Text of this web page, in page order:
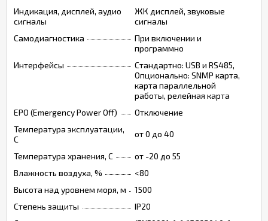
Индикация, дисплей, аудио
сигналы
ЖК дисплей, звуковые
сигналы
Самодиагностика
При включении и
программно
Интерфейсы
Стандартно: USB и RS485,
Опционально: SNMP карта,
карта параллельной
работы, релейная карта
EPO (Emergency Power Off)
Отключение
Температура эксплуатации,
C
от 0 до 40
Температура хранения, C
от -20 до 55
Влажность воздуха, %
<80
Высота над уровнем моря, м
1500
Степень защиты
IP20